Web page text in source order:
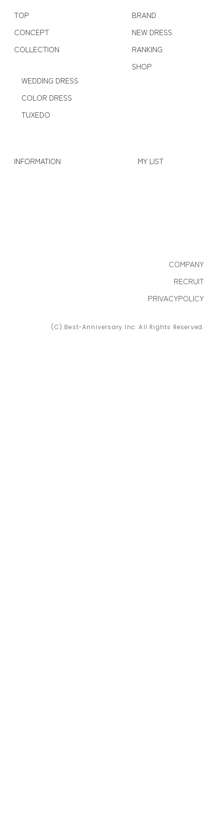
TOP
CONCEPT
COLLECTION
WEDDING DRESS
COLOR DRESS
TUXEDO
BRAND
NEW DRESS
RANKING
SHOP
INFORMATION MY LIST
COMPANY
RECRUIT
PRIVACYPOLICY
(C) Best-Anniversary Inc. All Rights Reserved.